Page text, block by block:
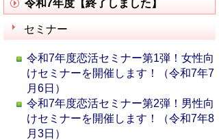
令和7年度【終了しました】
セミナー
令和7年度恋活セミナー第1弾！女性向
けセミナーを開催します！（令和7年7
月6日）
令和7年度恋活セミナー第2弾！男性向
けセミナーを開催します！（令和7年8
月3日）